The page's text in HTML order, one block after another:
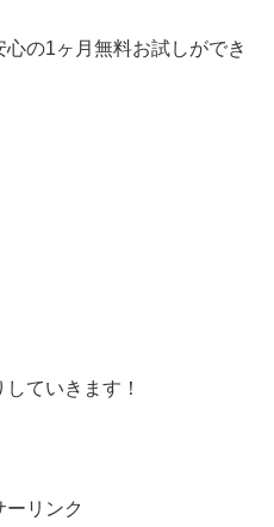
の1ヶ月無料お試しができ
ていきます！
ーリンク